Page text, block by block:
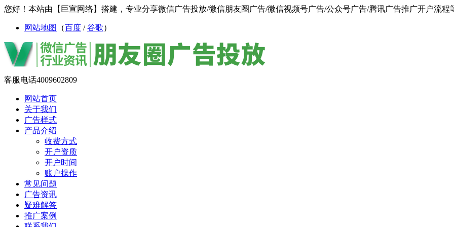
您好！本站由【巨宣网络】搭建，专业分享微信广告投放/微信朋友圈广告/微信视频号广告/公众号广告/腾讯广告推广开户流程
网站地图 （百度 /谷歌）
客服电话4009602809
网站首页
关于我们
广告样式
产品介绍
收费方式
开户资质
开户时间
账户操作
常见问题
广告资讯
疑难解答
推广案例